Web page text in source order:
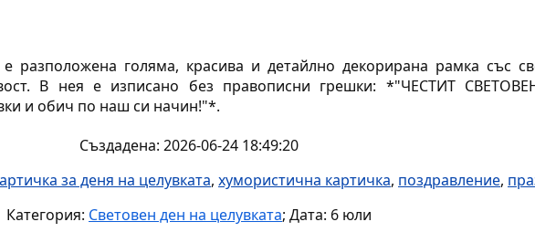
разположена голяма, красива и детайлно декорирана рамка със
В нея е изписано без правописни грешки: *"ЧЕСТИТ
и обич по наш си начин!"*.
Създадена: 2026-06-24 18:49:20
за деня на целувката, хумористична картичка, поздравление,
Категория: Световен ден на целувката; Дата: 6 юли